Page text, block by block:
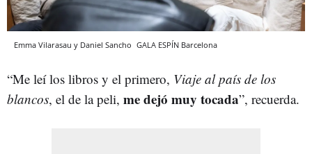
Emma Vilarasau y Daniel Sancho GALA ESPÍN Barcelona
“Me leí los libros y el primero, Viaje al país de los
blancos, el de la peli, me dejó muy tocada”, recuerda.